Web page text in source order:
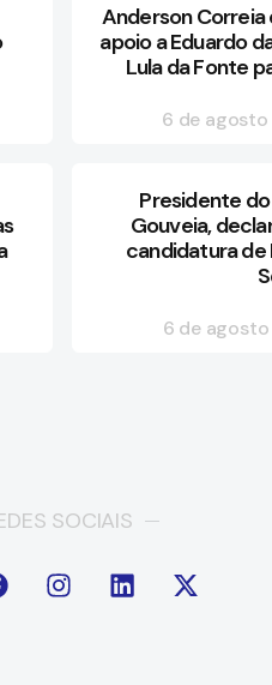
Anderson
apoio a Eduardo
Lula da Fonte
6 de
Presidente
Gouveia,
candidatura de
6 de
SOCIAIS